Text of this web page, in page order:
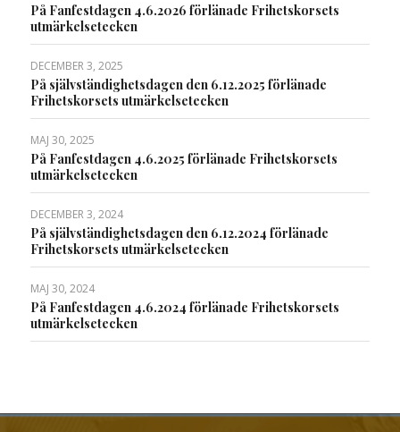
På Fanfestdagen 4.6.2026 förlänade Frihetskorsets
utmärkelsetecken
DECEMBER 3, 2025
På självständighetsdagen den 6.12.2025 förlänade
Frihetskorsets utmärkelsetecken
MAJ 30, 2025
På Fanfestdagen 4.6.2025 förlänade Frihetskorsets
utmärkelsetecken
DECEMBER 3, 2024
På självständighetsdagen den 6.12.2024 förlänade
Frihetskorsets utmärkelsetecken
MAJ 30, 2024
På Fanfestdagen 4.6.2024 förlänade Frihetskorsets
utmärkelsetecken